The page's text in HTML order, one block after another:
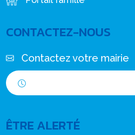
CONTACTEZ-NOUS
Contactez votre mairie
ÊTRE ALERTÉ